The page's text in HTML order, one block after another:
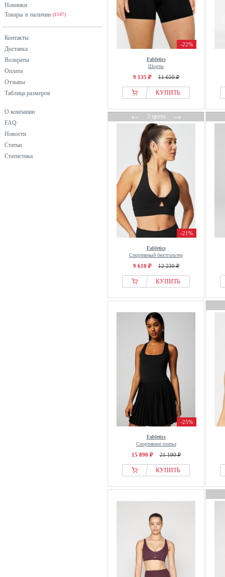
Новинки
Товары в наличии (1147)
Контакты
Доставка
Возвраты
Оплата
Отзывы
Таблица размеров
О компании
FAQ
Новости
Статьи
Статистика
-22%
Fabletics
Шорты
9 135 ₽ 11 650 ₽
КУПИТЬ
←2 цвета→
-21%
Fabletics
Спортивный бюстгальтер
9 610 ₽ 12 230 ₽
КУПИТЬ
-25%
Fabletics
Спортивное платье
15 890 ₽ 21 190 ₽
КУПИТЬ